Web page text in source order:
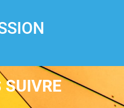
SUIVRE